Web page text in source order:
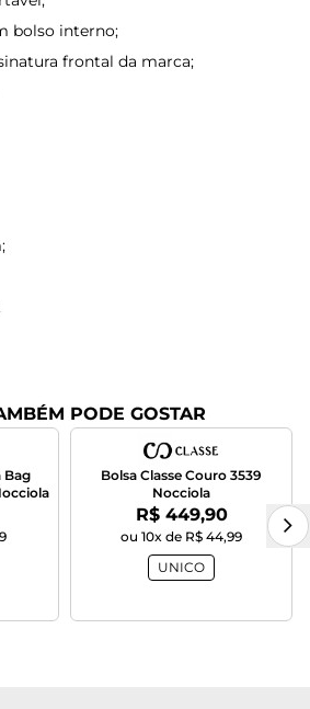
bolso interno;
frontal da marca;
PODE GOSTAR
Bag
Bolsa Classe Couro 3539
Nocciola
Por:
R$ 449,90
ou 10x de R$ 44,99
UNICO